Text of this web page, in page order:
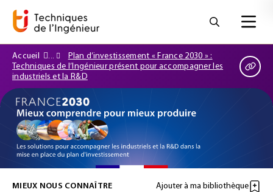
Accueil
Plan d’investissement « France 2030 » :
Techniques de l’Ingénieur présent pour accompagner les
industriels et la R&D
MIEUX NOUS CONNAÎTRE Ajouter à ma bibliothèque